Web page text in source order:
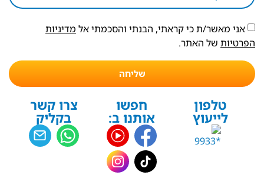
אני מאשר/ת כי קראתי, הבנתי והסכמתי אל מדיניות
הפרטיות של האתר.
שליחה
טלפון
לייעוץ
חפשו
אותנו ב:
צרו קשר
בקליק